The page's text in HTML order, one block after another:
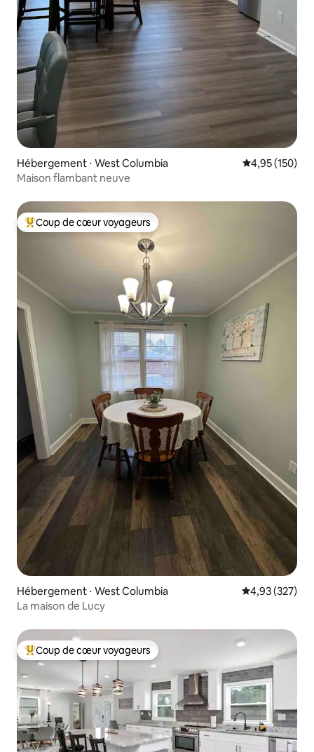
Hébergement ⋅ West Columbia Évaluation
4,95 (150)
Maison flambant neuve
Coups de cœur voyageurs les plus appréciés
Coup de cœur voyageurs
Hébergement ⋅ West Columbia Évaluation
4,93 (327)
La maison de Lucy
Coups de cœur voyageurs les plus appréciés
Coup de cœur voyageurs